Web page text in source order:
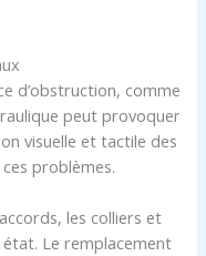
d’obstruction, comme
peut provoquer
visuelle et tactile des
problèmes.
les colliers et
Le remplacement